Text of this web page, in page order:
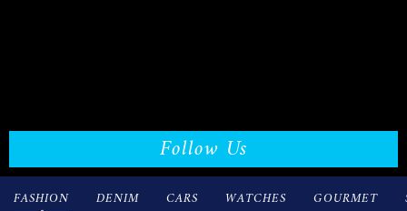
Follow Us
FASHION DENIM CARS WATCHES GOURMET